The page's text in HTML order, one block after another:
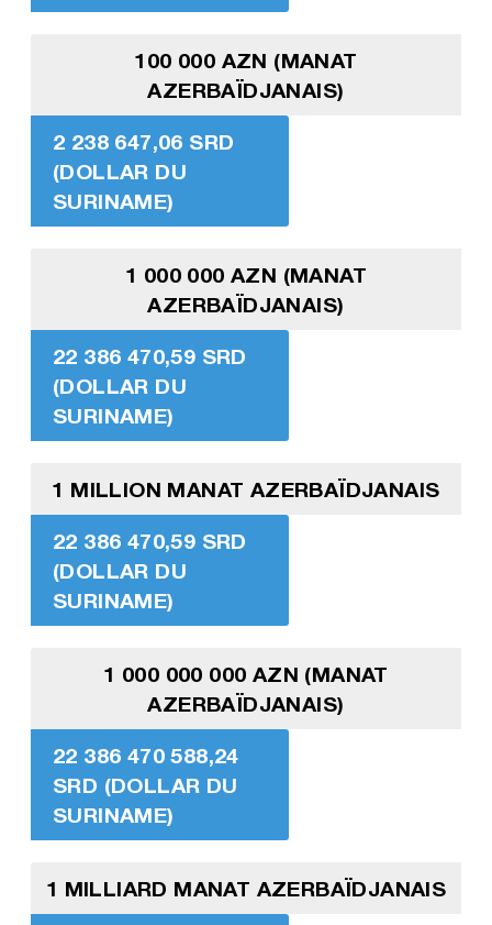
100 000 AZN (MANAT
AZERBAÏDJANAIS)
2 238 647,06 SRD
(DOLLAR DU
SURINAME)
1 000 000 AZN (MANAT
AZERBAÏDJANAIS)
22 386 470,59 SRD
(DOLLAR DU
SURINAME)
1 MILLION MANAT AZERBAÏDJANAIS
22 386 470,59 SRD
(DOLLAR DU
SURINAME)
1 000 000 000 AZN (MANAT
AZERBAÏDJANAIS)
22 386 470 588,24
SRD (DOLLAR DU
SURINAME)
1 MILLIARD MANAT AZERBAÏDJANAIS